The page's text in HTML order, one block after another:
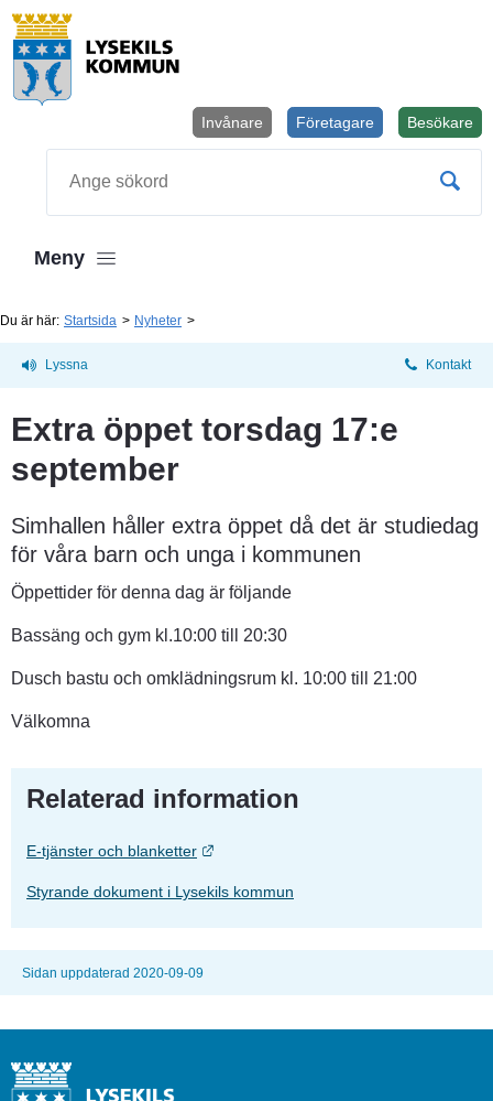
Besökare
Företagare
Invånare
Meny
Du är här: Startsida Nyheter
Lyssna Kontakt
Extra öppet torsdag 17:e
september
Simhallen håller extra öppet då det är studiedag
för våra barn och unga i kommunen
Öppettider för denna dag är följande
Bassäng och gym kl.10:00 till 20:30
Dusch bastu och omklädningsrum kl. 10:00 till 21:00
Välkomna
Relaterad information
E-tjänster och blanketter Länk till annan webbplats.
Styrande dokument i Lysekils kommun
Sidan uppdaterad 2020-09-09